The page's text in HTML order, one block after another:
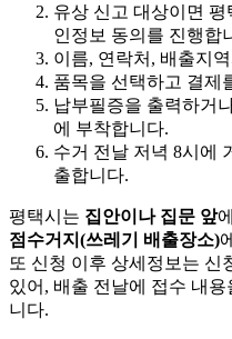
유상 신고 대상이면
인정보 동의를 진행합
이름, 연락처, 배출지
품목을 선택하고 결제
납부필증을 출력하거
에 부착합니다.
수거 전날 저녁 8시에
출합니다.
평택시는 집안이나 집문 앞
점수거지(쓰레기 배출장소)
또 신청 이후 상세정보는 신
있어, 배출 전날에 접수 내
니다.